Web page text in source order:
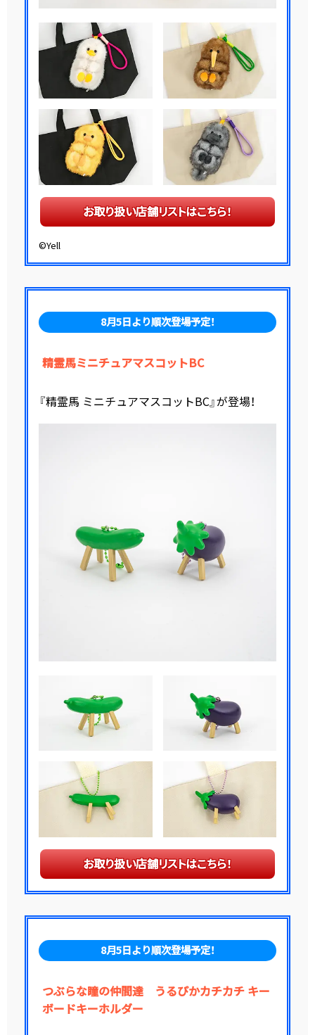
お取り扱い店舗リストはこちら！
©Yell
8月5日より順次登場予定！
精霊馬ミニチュアマスコットBC
『精霊馬 ミニチュアマスコットBC』が登場！
お取り扱い店舗リストはこちら！
8月5日より順次登場予定！
つぶらな瞳の仲間達 うるぴかカチカチ キー
ボードキーホルダー